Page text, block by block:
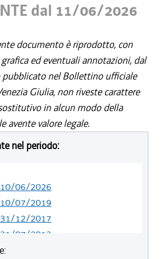
dal 11/06/2026
documento è riprodotto, con
ed eventuali annotazioni, dal
nel Bollettino ufficiale
Giulia, non riveste carattere
in alcun modo della
avente valore legale.
nel periodo:
06/2026
07/2019
12/2017
07/2013
04/2013